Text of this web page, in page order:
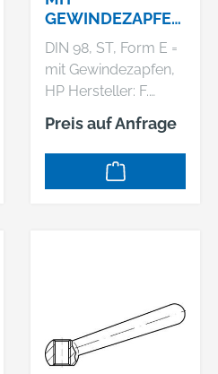
GEWINDEZAPFEN
HP REYHER
DIN 98, ST, Form E =
mit Gewindezapfen,
HP Hersteller: F.
REYHER Nchfg.
GmbH & Co. KG,
Haferweg 1, 22769
Hamburg, DE,
mit Innensechskant
Abmessung: E 20 M
8 VE=S (10 Stück)
Preis auf Anfrage